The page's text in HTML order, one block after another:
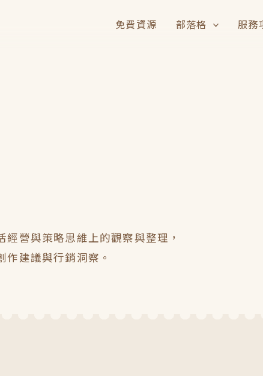
免費資源 部落格 服務
營與策略思維上的觀察與整理，
建議與行銷洞察。